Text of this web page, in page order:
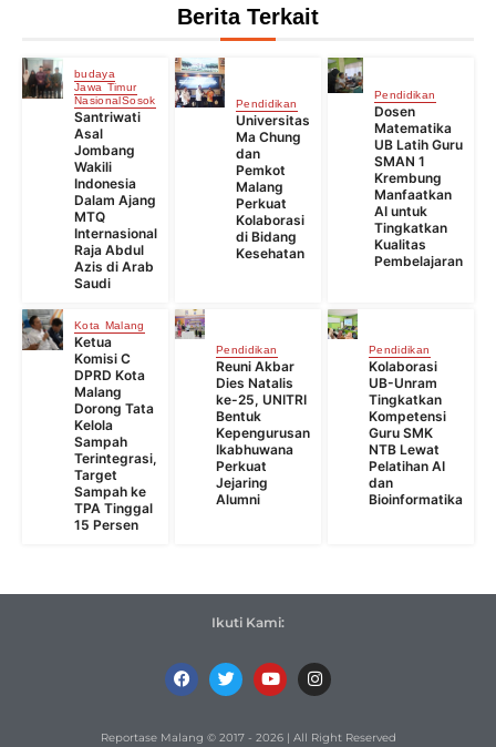
Berita Terkait
budaya
Jawa Timur
NasionalSosok
Santriwati
Asal
Jombang
Wakili
Indonesia
Dalam Ajang
MTQ
Internasional
Raja Abdul
Azis di Arab
Saudi
Pendidikan
Universitas
Ma Chung
dan
Pemkot
Malang
Perkuat
Kolaborasi
di Bidang
Kesehatan
Pendidikan
Dosen
Matematika
UB Latih Guru
SMAN 1
Krembung
Manfaatkan
AI untuk
Tingkatkan
Kualitas
Pembelajaran
Kota Malang
Ketua
Komisi C
DPRD Kota
Malang
Dorong Tata
Kelola
Sampah
Terintegrasi,
Target
Sampah ke
TPA Tinggal
15 Persen
Pendidikan
Reuni Akbar
Dies Natalis
ke-25, UNITRI
Bentuk
Kepengurusan
Ikabhuwana
Perkuat
Jejaring
Alumni
Pendidikan
Kolaborasi
UB-Unram
Tingkatkan
Kompetensi
Guru SMK
NTB Lewat
Pelatihan AI
dan
Bioinformatika
Ikuti Kami:
Reportase Malang © 2017 - 2026 | All Right Reserved